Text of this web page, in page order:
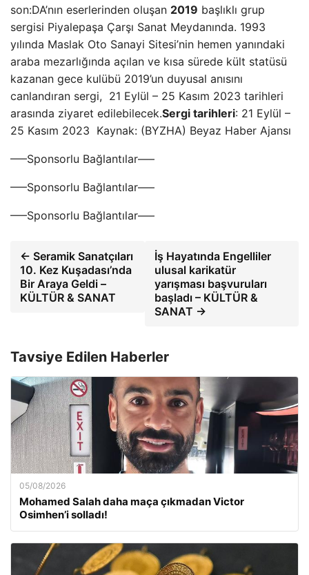
son:DA’nın eserlerinden oluşan 2019 başlıklı grup
sergisi Piyalepaşa Çarşı Sanat Meydanında. 1993
yılında Maslak Oto Sanayi Sitesi’nin hemen yanındaki
araba mezarlığında açılan ve kısa sürede kült statüsü
kazanan gece kulübü 2019’un duyusal anısını
canlandıran sergi, 21 Eylül – 25 Kasım 2023 tarihleri
arasında ziyaret edilebilecek.Sergi tarihleri: 21 Eylül –
25 Kasım 2023 Kaynak: (BYZHA) Beyaz Haber Ajansı
—–Sponsorlu Bağlantılar—–
—–Sponsorlu Bağlantılar—–
—–Sponsorlu Bağlantılar—–
← Seramik Sanatçıları
10. Kez Kuşadası’nda
Bir Araya Geldi –
KÜLTÜR & SANAT
İş Hayatında Engelliler
ulusal karikatür
yarışması başvuruları
başladı – KÜLTÜR &
SANAT →
Tavsiye Edilen Haberler
05/08/2026
Mohamed Salah daha maça çıkmadan Victor
Osimhen’i solladı!